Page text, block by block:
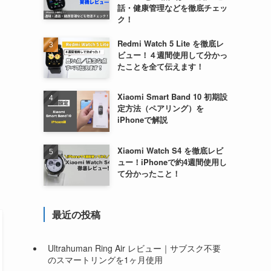
話・健康管理などを徹底チェッ
ク！
Redmi Watch 5 Lite を徹底レ
ビュー！４週間使用して分かっ
たことを全て伝えます！
Xiaomi Smart Band 10 初期設
定方法（ペアリング）を
iPhoneで解説
Xiaomi Watch S4 を徹底レビ
ュー！iPhoneで約4週間使用し
て分かったこと！
最近の投稿
Ultrahuman Ring Air レビュー｜サブスク不要
のスマートリングを1ヶ月使用